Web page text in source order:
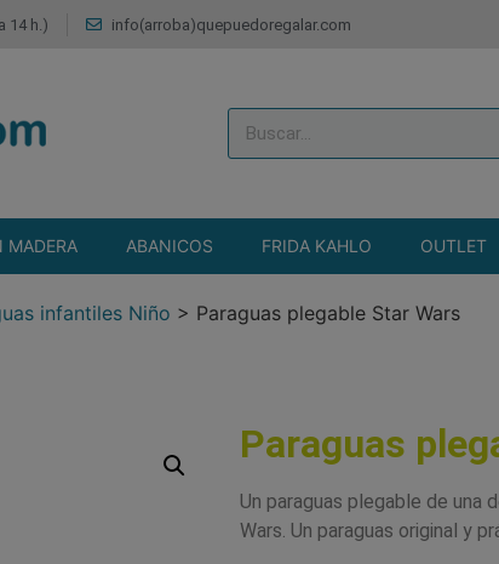
14 h.) info(arroba)quepuedoregalar.com
MADERA ABANICOS FRIDA KAHLO OUTLET
infantiles Niño > Paraguas plegable Star Wars
Paraguas
Un paraguas plegable de una
Wars. Un paraguas original y